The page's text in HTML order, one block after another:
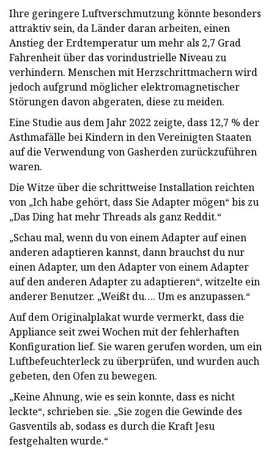
Ihre geringere Luftverschmutzung könnte besonders
attraktiv sein, da Länder daran arbeiten, einen
Anstieg der Erdtemperatur um mehr als 2,7 Grad
Fahrenheit über das vorindustrielle Niveau zu
verhindern. Menschen mit Herzschrittmachern wird
jedoch aufgrund möglicher elektromagnetischer
Störungen davon abgeraten, diese zu meiden.
Eine Studie aus dem Jahr 2022 zeigte, dass 12,7 % der
Asthmafälle bei Kindern in den Vereinigten Staaten
auf die Verwendung von Gasherden zurückzuführen
waren.
Die Witze über die schrittweise Installation reichten
von „Ich habe gehört, dass Sie Adapter mögen“ bis zu
„Das Ding hat mehr Threads als ganz Reddit.“
„Schau mal, wenn du von einem Adapter auf einen
anderen adaptieren kannst, dann brauchst du nur
einen Adapter, um den Adapter von einem Adapter
auf den anderen Adapter zu adaptieren“, witzelte ein
anderer Benutzer. „Weißt du…. Um es anzupassen.“
Auf dem Originalplakat wurde vermerkt, dass die
Appliance seit zwei Wochen mit der fehlerhaften
Konfiguration lief. Sie waren gerufen worden, um ein
Luftbefeuchterleck zu überprüfen, und wurden auch
gebeten, den Ofen zu bewegen.
„Keine Ahnung, wie es sein konnte, dass es nicht
leckte“, schrieben sie. „Sie zogen die Gewinde des
Gasventils ab, sodass es durch die Kraft Jesu
festgehalten wurde.“